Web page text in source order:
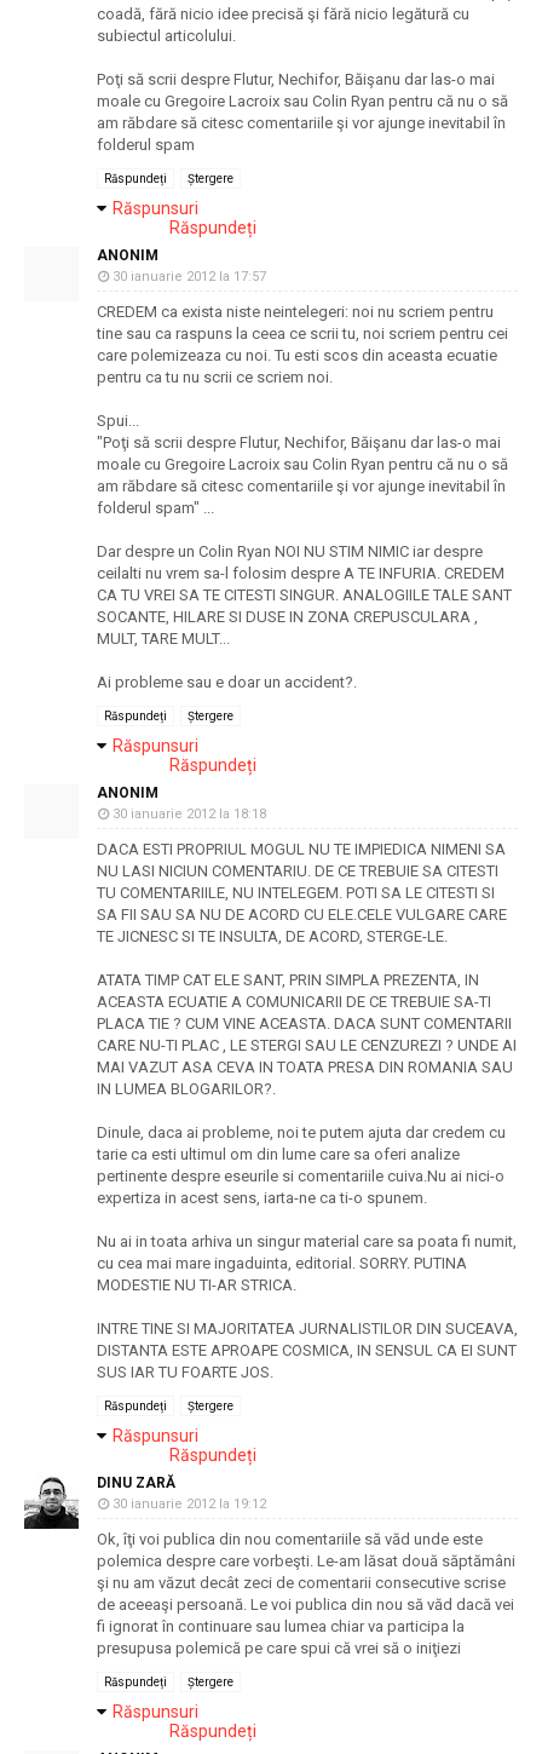
coadă, fără nicio idee precisă şi fără nicio legătură cu
subiectul articolului.
Poţi să scrii despre Flutur, Nechifor, Băişanu dar las-o mai
moale cu Gregoire Lacroix sau Colin Ryan pentru că nu o să
am răbdare să citesc comentariile şi vor ajunge inevitabil în
folderul spam
Răspundeți Ștergere
Răspunsuri
Răspundeți
ANONIM
30 ianuarie 2012 la 17:57
CREDEM ca exista niste neintelegeri: noi nu scriem pentru
tine sau ca raspuns la ceea ce scrii tu, noi scriem pentru cei
care polemizeaza cu noi. Tu esti scos din aceasta ecuatie
pentru ca tu nu scrii ce scriem noi.
Spui...
"Poţi să scrii despre Flutur, Nechifor, Băişanu dar las-o mai
moale cu Gregoire Lacroix sau Colin Ryan pentru că nu o să
am răbdare să citesc comentariile şi vor ajunge inevitabil în
folderul spam" ...
Dar despre un Colin Ryan NOI NU STIM NIMIC iar despre
ceilalti nu vrem sa-l folosim despre A TE INFURIA. CREDEM
CA TU VREI SA TE CITESTI SINGUR. ANALOGIILE TALE SANT
SOCANTE, HILARE SI DUSE IN ZONA CREPUSCULARA ,
MULT, TARE MULT...
Ai probleme sau e doar un accident?.
Răspundeți Ștergere
Răspunsuri
Răspundeți
ANONIM
30 ianuarie 2012 la 18:18
DACA ESTI PROPRIUL MOGUL NU TE IMPIEDICA NIMENI SA
NU LASI NICIUN COMENTARIU. DE CE TREBUIE SA CITESTI
TU COMENTARIILE, NU INTELEGEM. POTI SA LE CITESTI SI
SA FII SAU SA NU DE ACORD CU ELE.CELE VULGARE CARE
TE JICNESC SI TE INSULTA, DE ACORD, STERGE-LE.
ATATA TIMP CAT ELE SANT, PRIN SIMPLA PREZENTA, IN
ACEASTA ECUATIE A COMUNICARII DE CE TREBUIE SA-TI
PLACA TIE ? CUM VINE ACEASTA. DACA SUNT COMENTARII
CARE NU-TI PLAC , LE STERGI SAU LE CENZUREZI ? UNDE AI
MAI VAZUT ASA CEVA IN TOATA PRESA DIN ROMANIA SAU
IN LUMEA BLOGARILOR?.
Dinule, daca ai probleme, noi te putem ajuta dar credem cu
tarie ca esti ultimul om din lume care sa oferi analize
pertinente despre eseurile si comentariile cuiva.Nu ai nici-o
expertiza in acest sens, iarta-ne ca ti-o spunem.
Nu ai in toata arhiva un singur material care sa poata fi numit,
cu cea mai mare ingaduinta, editorial. SORRY. PUTINA
MODESTIE NU TI-AR STRICA.
INTRE TINE SI MAJORITATEA JURNALISTILOR DIN SUCEAVA,
DISTANTA ESTE APROAPE COSMICA, IN SENSUL CA EI SUNT
SUS IAR TU FOARTE JOS.
Răspundeți Ștergere
Răspunsuri
Răspundeți
DINU ZARĂ
30 ianuarie 2012 la 19:12
Ok, îţi voi publica din nou comentariile să văd unde este
polemica despre care vorbeşti. Le-am lăsat două săptămâni
şi nu am văzut decât zeci de comentarii consecutive scrise
de aceeaşi persoană. Le voi publica din nou să văd dacă vei
fi ignorat în continuare sau lumea chiar va participa la
presupusa polemică pe care spui că vrei să o iniţiezi
Răspundeți Ștergere
Răspunsuri
Răspundeți